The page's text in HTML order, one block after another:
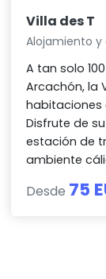
Villa des T
Alojamiento y
A tan solo
Arcachón, la
habitaciones
Disfrute de
estación de
ambiente
Desde 75